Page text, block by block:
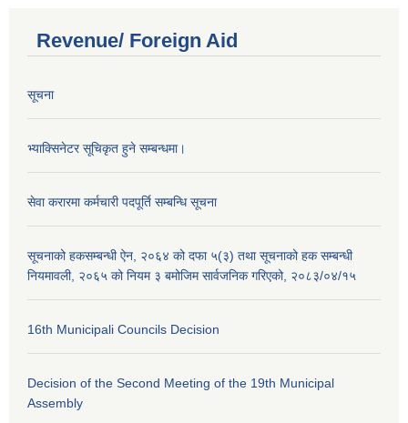
Revenue/ Foreign Aid
सूचना
भ्याक्सिनेटर सूचिकृत हुने सम्बन्धमा।
सेवा करारमा कर्मचारी पदपूर्ति सम्बन्धि सूचना
सूचनाको हकसम्बन्धी ऐन, २०६४ को दफा ५(३) तथा सूचनाको हक सम्बन्धी
नियमावली, २०६५ को नियम ३ बमोजिम सार्वजनिक गरिएको, २०८३/०४/१५
16th Municipali Councils Decision
Decision of the Second Meeting of the 19th Municipal
Assembly